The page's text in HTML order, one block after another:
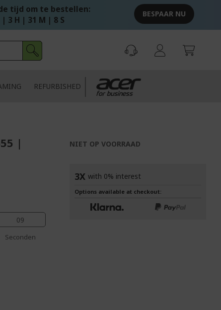
tijd om te bestellen:
| 3 H | 31 M | 7 S
BESPAAR NU
REFURBISHED
|
08
Seconden
NIET OP VOORRAAD
3X with 0% interest
Options available at checkout: